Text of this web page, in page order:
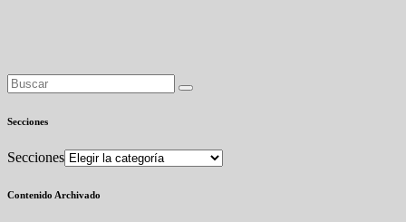
Secciones
Secciones
Contenido Archivado